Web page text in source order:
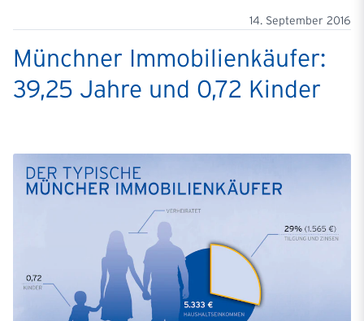
14. September 2016
Münchner Immobilienkäufer:
39,25 Jahre und 0,72 Kinder